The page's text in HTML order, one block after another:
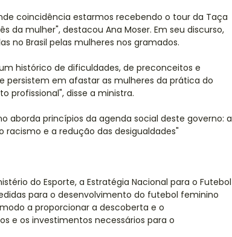
coincidência estarmos recebendo o tour da Taça
da mulher", destacou Ana Moser. Em seu discurso,
no Brasil pelas mulheres nos gramados.
histórico de dificuldades, de preconceitos e
persistem em afastar as mulheres da prática do
profissional", disse a ministra.
aborda princípios da agenda social deste governo: a
e a redução das desigualdades"
do Esporte, a Estratégia Nacional para o Futebol
para o desenvolvimento do futebol feminino
a proporcionar a descoberta e o
e os investimentos necessários para o